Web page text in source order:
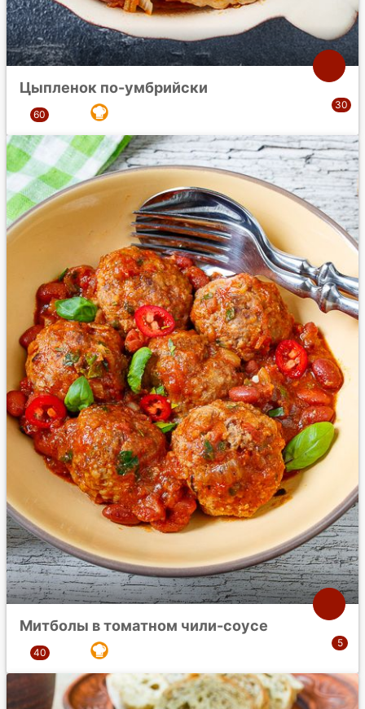
Цыпленок по-умбрийски
Митболы в томатном чили-соусе